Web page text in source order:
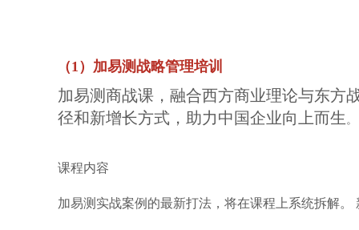
（1）加易测战略管理培训
加易测商战课，融合西方商业理论与东方
径和新增长方式，助力中国企业向上而生 。
课程内容
加易测 实战案例的最新打法，将在课程上系统拆解。